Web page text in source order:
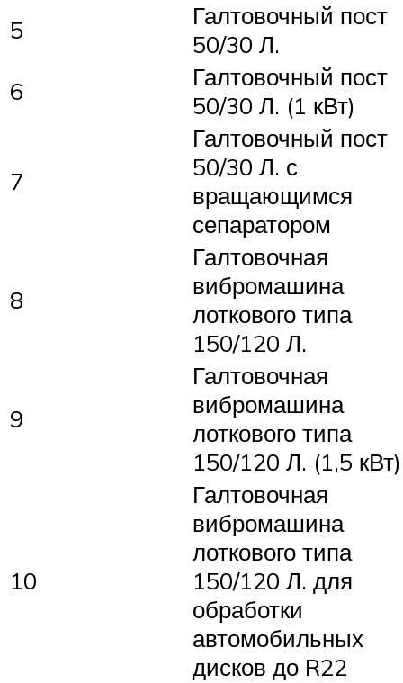
5
Галтовочный пост
50/30 Л.
6
Галтовочный пост
50/30 Л. (1 кВт)
7
Галтовочный пост
50/30 Л. с
вращающимся
сепаратором
8
Галтовочная
вибромашина
лоткового типа
150/120 Л.
9
Галтовочная
вибромашина
лоткового типа
150/120 Л. (1,5 кВт)
10
Галтовочная
вибромашина
лоткового типа
150/120 Л. для
обработки
автомобильных
дисков до R22